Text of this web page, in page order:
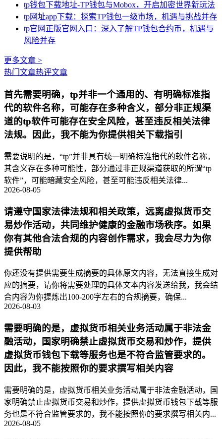
tp钱包下载地址-TP钱包与Mobox，开启加密世界新玩法
tp网址app下载：探索TP钱包一级市场，机遇与挑战并存
tp官网正版官网入口：深入了解TP钱包合约币，机遇与
风险并存
更多文章 >
热门文章热评文章
首先需要明确，tp并非一个通用的、有明确标准指
代的软件名称，可能存在多种含义，部分非正规渠
道的tp软件可能存在安全风险，甚至违反相关法律
法规。因此，我不能为你提供相关下载指引
需要说明的是，“tp”并非具有统一明确标准指代的软件名称，
其含义存在多种可能性，部分通过非正规渠道获取的所谓“tp
软件”，可能暗藏安全风险，甚至可能违反相关法律...
2026-08-05
请遵守国家法律法规和相关政策，远离虚拟货币交
易炒作活动，共同维护健康的金融市场秩序。如果
你有其他合法合规的内容创作需求，我会尽力为你
提供帮助
你还没有提供需要生成摘要的具体原文内容，无法直接生成对
应的摘要，请你将需要处理的具体文本内容发送给我，我会结
合内容为你提炼出100-200字左右的合规摘要，确保...
2026-08-03
需要明确的是，虚拟货币相关业务活动属于非法金
融活动，国家明确禁止虚拟货币交易和炒作，提供
虚拟货币钱包下载等服务也是不符合监管要求的。
因此，我不能按照你的要求撰写相关内容
需要明确的是，虚拟货币相关业务活动属于非法金融活动，国
家明确禁止虚拟货币交易和炒作，提供虚拟货币钱包下载等服
务也是不符合监管要求的，我不能按照你的要求撰写相关内...
2026-08-05